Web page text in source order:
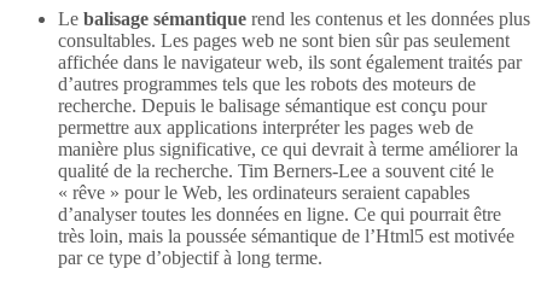
Le balisage sémantique rend les contenus et les données plus
consultables. Les pages web ne sont bien sûr pas seulement
affichée dans le navigateur web, ils sont également traités par
d’autres programmes tels que les robots des moteurs de
recherche. Depuis le balisage sémantique est conçu pour
permettre aux applications interpréter les pages web de
manière plus significative, ce qui devrait à terme améliorer la
qualité de la recherche. Tim Berners-Lee a souvent cité le
« rêve » pour le Web, les ordinateurs seraient capables
d’analyser toutes les données en ligne. Ce qui pourrait être
très loin, mais la poussée sémantique de l’Html5 est motivée
par ce type d’objectif à long terme.